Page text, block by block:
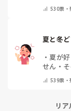
530票・
夏と冬
・ 夏が
せん ・
539票・
リ